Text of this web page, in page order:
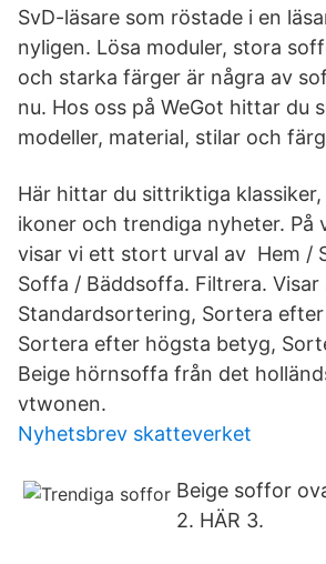
SvD-läsare som röstade i en
nyligen. Lösa moduler, stora
och starka färger är några av
nu. Hos oss på WeGot hittar du
modeller, material, stilar och
Här hittar du sittriktiga klassiker,
ikoner och trendiga nyheter. På
visar vi ett stort urval av Hem /
Soffa / Bäddsoffa. Filtrera. Visar
Standardsortering, Sortera efter
Sortera efter högsta betyg,
Beige hörnsoffa från det
vtwonen.
Nyhetsbrev skatteverket
Beige soffor
2. HÄR 3.